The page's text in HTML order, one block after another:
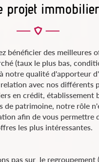
projet immobilier
bénéficier des meilleures
(taux le plus bas,
notre qualité d'apporteur
avec nos différents
en crédit, établissement
de patrimoine, notre rôle
afin de vous permettre
les plus intéressantes.
pas sur le regroupement